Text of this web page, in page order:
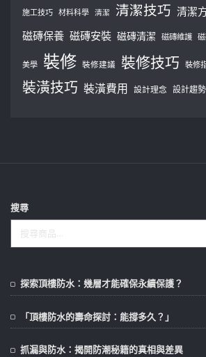
施工技巧 材料科學 清潔 清潔技巧 清潔
磁磚保養 磁磚安裝 磁磚清潔 磁磚維護
美學 裝修 裝修建議 裝修技巧 裝修
裝潢技巧 裝潢費用 設計理念 設計趨勢
搜尋
探索頂樓防水：幾層才能確保永續保護？
「頂樓防水的壽命探討：能撐多久？」
抓漏與防水：揭開防潮秘籍的真相與差異